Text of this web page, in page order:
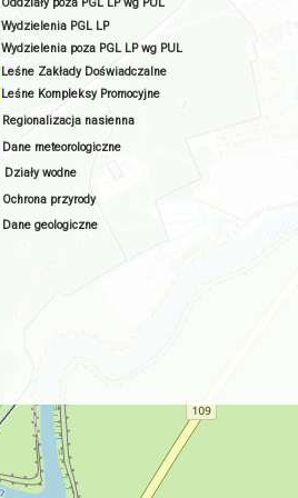
Oddziały poza PGL LP wg PUL
Wydzielenia PGL LP
Wydzielenia poza PGL LP wg PUL
Leśne Zakłady Doświadczalne
Leśne Kompleksy Promocyjne
Regionalizacja nasienna
Dane meteorologiczne
Działy wodne
Ochrona przyrody
Dane geologiczne